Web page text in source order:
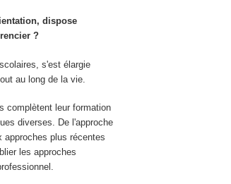
dispose
?
s'est élargie
au long de la vie.
complètent leur formation
diverses. De l'approche
plus récentes
les approches